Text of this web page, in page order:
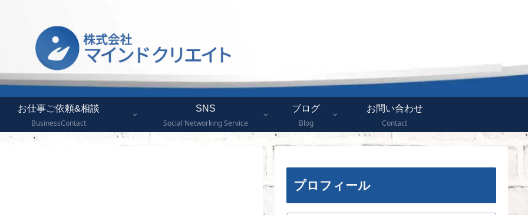
お仕事ご依頼&相談
BusinessContact
SNS
Social Networking Service
ブログ
Blog
お問い合わせ
Contact
プロフィール